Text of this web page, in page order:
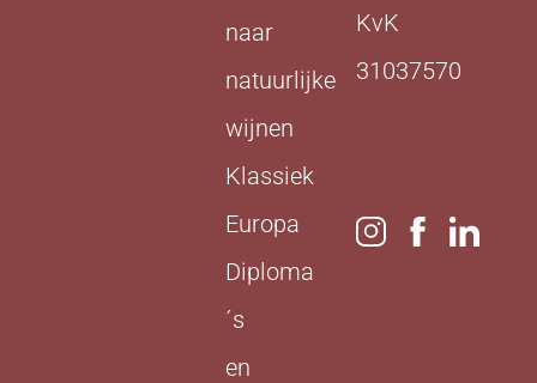
naar
natuurlijke
wijnen
Klassiek
Europa
Diploma
´s
en
KvK
31037570